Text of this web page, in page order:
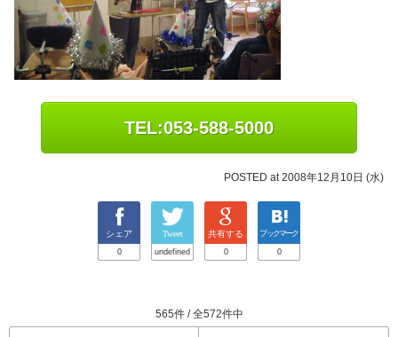
TEL:053-588-5000
POSTED at 2008年12月10日 (水)
シェア
0
Tweet
undefined
共有する
0
ブックマーク
0
565件 / 全572件中